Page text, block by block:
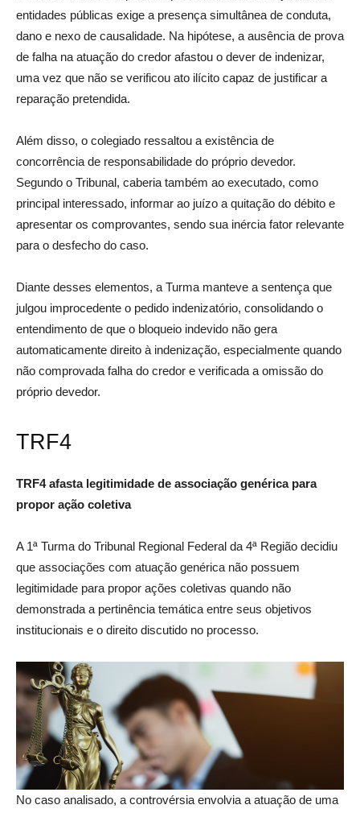
entidades públicas exige a presença simultânea de conduta,
dano e nexo de causalidade. Na hipótese, a ausência de prova
de falha na atuação do credor afastou o dever de indenizar,
uma vez que não se verificou ato ilícito capaz de justificar a
reparação pretendida.
Além disso, o colegiado ressaltou a existência de
concorrência de responsabilidade do próprio devedor.
Segundo o Tribunal, caberia também ao executado, como
principal interessado, informar ao juízo a quitação do débito e
apresentar os comprovantes, sendo sua inércia fator relevante
para o desfecho do caso.
Diante desses elementos, a Turma manteve a sentença que
julgou improcedente o pedido indenizatório, consolidando o
entendimento de que o bloqueio indevido não gera
automaticamente direito à indenização, especialmente quando
não comprovada falha do credor e verificada a omissão do
próprio devedor.
TRF4
TRF4 afasta legitimidade de associação genérica para
propor ação coletiva
A 1ª Turma do Tribunal Regional Federal da 4ª Região decidiu
que associações com atuação genérica não possuem
legitimidade para propor ações coletivas quando não
demonstrada a pertinência temática entre seus objetivos
institucionais e o direito discutido no processo.
No caso analisado, a controvérsia envolvia a atuação de uma